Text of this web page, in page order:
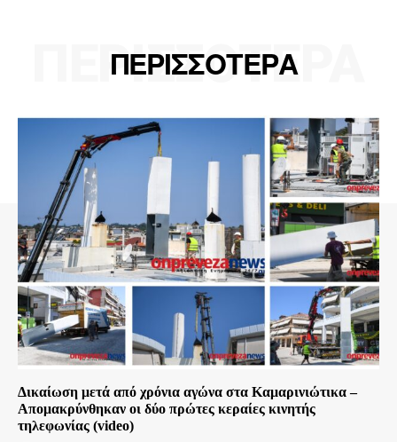
ΠΕΡΙΣΣΟΤΕΡΑ
ΠΕΡΙΣΣΟΤΕΡΑ
Δικαίωση μετά από χρόνια αγώνα στα Καμαρινιώτικα –
Απομακρύνθηκαν οι δύο πρώτες κεραίες κινητής
τηλεφωνίας (video)